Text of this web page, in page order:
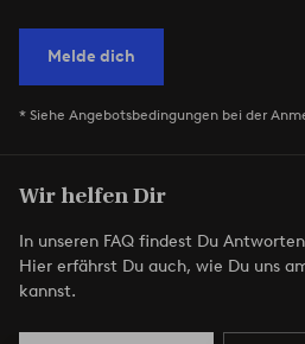
Melde dich
* Siehe Angebotsbedingungen bei der
Wir helfen Dir
In unseren FAQ findest Du
Hier erfährst Du auch, wie Du uns
kannst.